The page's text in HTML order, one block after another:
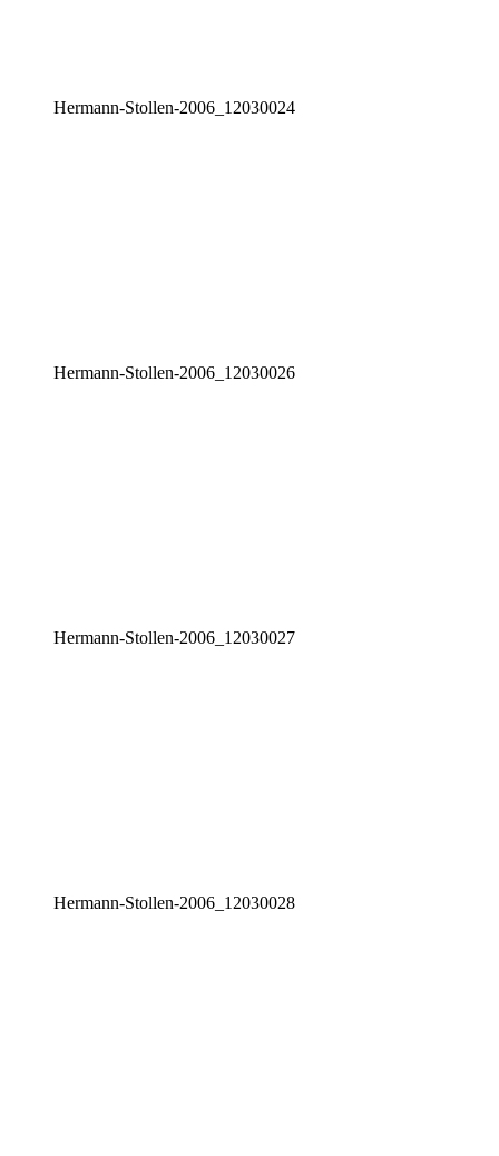
Her­mann-Stol­len-2006_12030024
Her­mann-Stol­len-2006_12030026
Her­mann-Stol­len-2006_12030027
Her­mann-Stol­len-2006_12030028